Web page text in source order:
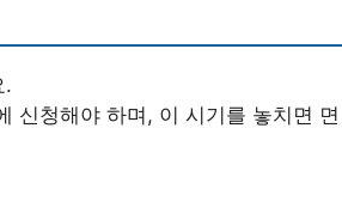
.
신청해야 하며, 이 시기를 놓치면 면